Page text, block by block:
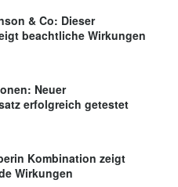
& Co: Dieser
beachtliche Wirkungen
Neuer
erfolgreich getestet
Kombination zeigt
Wirkungen